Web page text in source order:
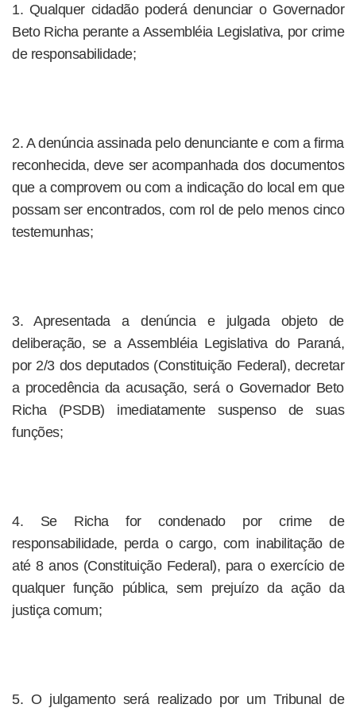
1. Qualquer cidadão poderá denunciar o Governador
Beto Richa perante a Assembléia Legislativa, por crime
de responsabilidade;
2. A denúncia assinada pelo denunciante e com a firma
reconhecida, deve ser acompanhada dos documentos
que a comprovem ou com a indicação do local em que
possam ser encontrados, com rol de pelo menos cinco
testemunhas;
3. Apresentada a denúncia e julgada objeto de
deliberação, se a Assembléia Legislativa do Paraná,
por 2/3 dos deputados (Constituição Federal), decretar
a procedência da acusação, será o Governador Beto
Richa (PSDB) imediatamente suspenso de suas
funções;
4. Se Richa for condenado por crime de
responsabilidade, perda o cargo, com inabilitação de
até 8 anos (Constituição Federal), para o exercício de
qualquer função pública, sem prejuízo da ação da
justiça comum;
5. O julgamento será realizado por um Tribunal de